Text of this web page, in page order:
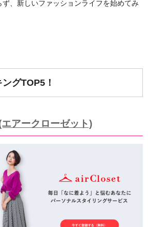
、新しいファッションライフを始めてみ
グTOP5！
アークローゼット)